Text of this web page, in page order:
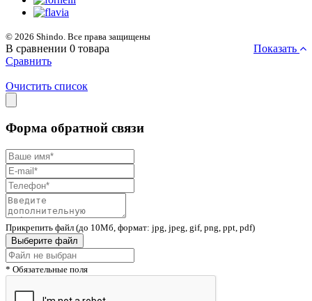
© 2026 Shindo. Все права защищены
В сравнении 0 товара
Показать
Сравнить
Очистить список
Форма обратной связи
Прикрепить файл (до 10Мб, формат: jpg, jpeg, gif, png, ppt, pdf)
Выберите файл
* Обязательные поля